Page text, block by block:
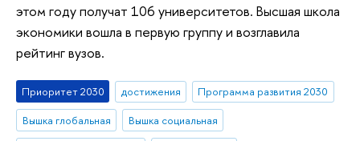
этом году получат 106 университетов. Высшая школа
экономики вошла в первую группу и возглавила
рейтинг вузов.
Приоритет 2030 достижения
Программа развития 2030
Вышка глобальная
Вышка социальная